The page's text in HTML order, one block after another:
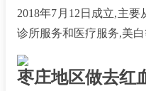
2018年7月12日成立,主
诊所服务和医疗服务,美
枣庄地区做去红